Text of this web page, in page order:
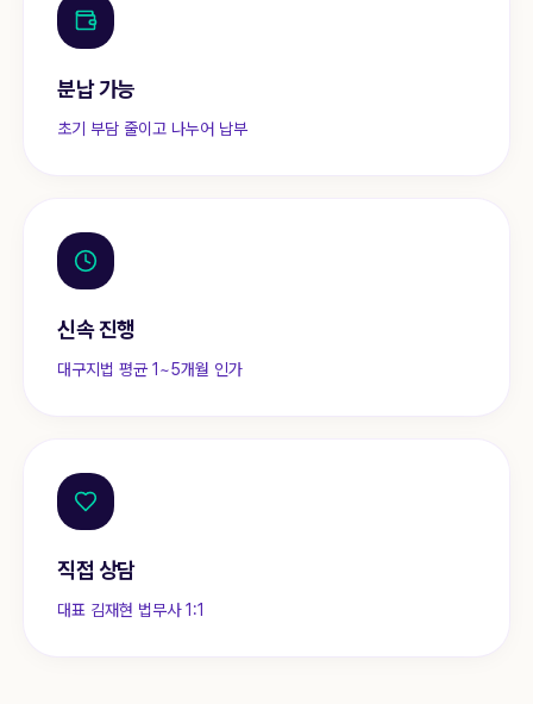
분납 가능
초기 부담 줄이고 나누어 납부
신속 진행
대구지법 평균 1~5개월 인가
직접 상담
대표 김재현 법무사 1:1